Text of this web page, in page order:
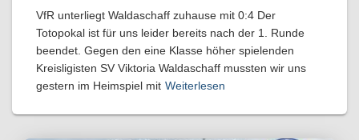
VfR unterliegt Waldaschaff zuhause mit 0:4​ Der
Totopokal ist für uns leider bereits nach der 1. Runde
beendet. Gegen den eine Klasse höher spielenden
Kreisligisten SV Viktoria Waldaschaff mussten wir uns
gestern im Heimspiel mit Weiterlesen